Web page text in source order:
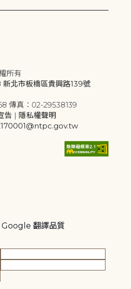
所有
北市板橋區貴興路139號
傳真：02-29538139
告 | 隱私權聲明
Google 翻譯品質